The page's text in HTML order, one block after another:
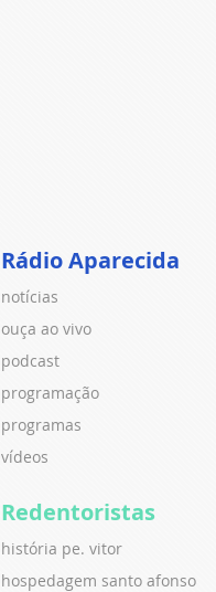
Rádio Aparecida
notícias
ouça ao vivo
podcast
programação
programas
vídeos
Redentoristas
história pe. vitor
hospedagem santo afonso